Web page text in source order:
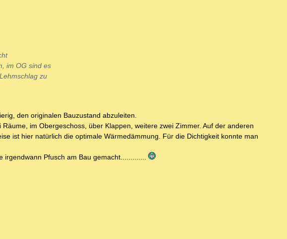
im OG sind es
zu
den originalen Bauzustand abzuleiten.
im Obergeschoss, über Klappen, weitere zwei Zimmer. Auf der anderen
ist hier natürlich die optimale Wärmedämmung. Für die Dichtigkeit konnte man
Pfusch am Bau gemacht.............